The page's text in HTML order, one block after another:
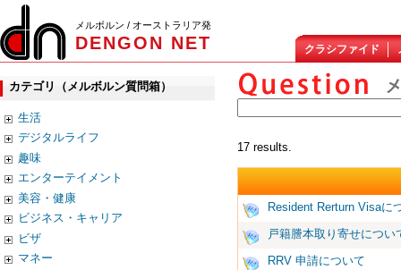
メルボルン / オーストラリア発
DENGON NET クラシファイド
カテゴリ（メルボルン質問箱）
生活
デジタルライフ
趣味
エンターテイメント
美容・健康
ビジネス・キャリア
ビザ
マネー
17 results.
Resident Rerturn Visaに
戸籍謄本取り寄せについ
RRV 申請について